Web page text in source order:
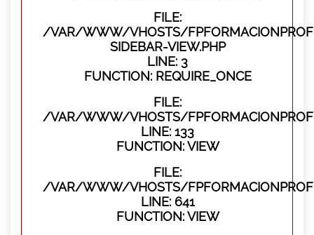
FILE:
/VAR/WWW/VHOSTS/
SIDEBAR-VIEW.PHP
LINE: 3
FUNCTION: REQUIRE_ONCE
FILE:
/VAR/WWW/VHOSTS/
LINE: 133
FUNCTION: VIEW
FILE:
/VAR/WWW/VHOSTS/
LINE: 641
FUNCTION: VIEW